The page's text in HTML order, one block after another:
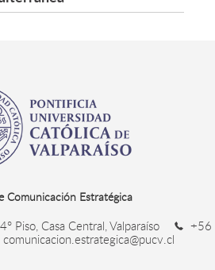
Comunicación Estratégica
Piso, Casa Central, Valparaíso
+56
comunicacion.estrategica@pucv.cl